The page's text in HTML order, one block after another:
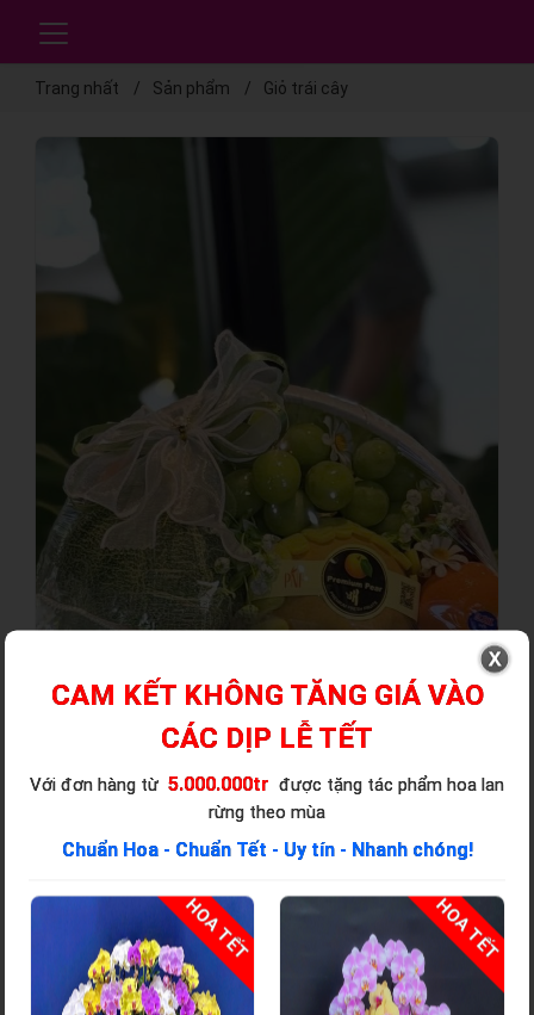
Trang nhất Sản phẩm Giỏ trái cây
CAM KẾT KHÔNG TĂNG GIÁ VÀO
CÁC DỊP LỄ TẾT
Với đơn hàng từ 5.000.000tr được tặng tác phẩm hoa lan
rừng theo mùa
Chuẩn Hoa - Chuẩn Tết - Uy tín - Nhanh chóng!
HOA TẾT HOA TẾT